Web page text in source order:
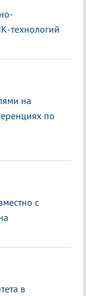
технологий
на
по
с
в